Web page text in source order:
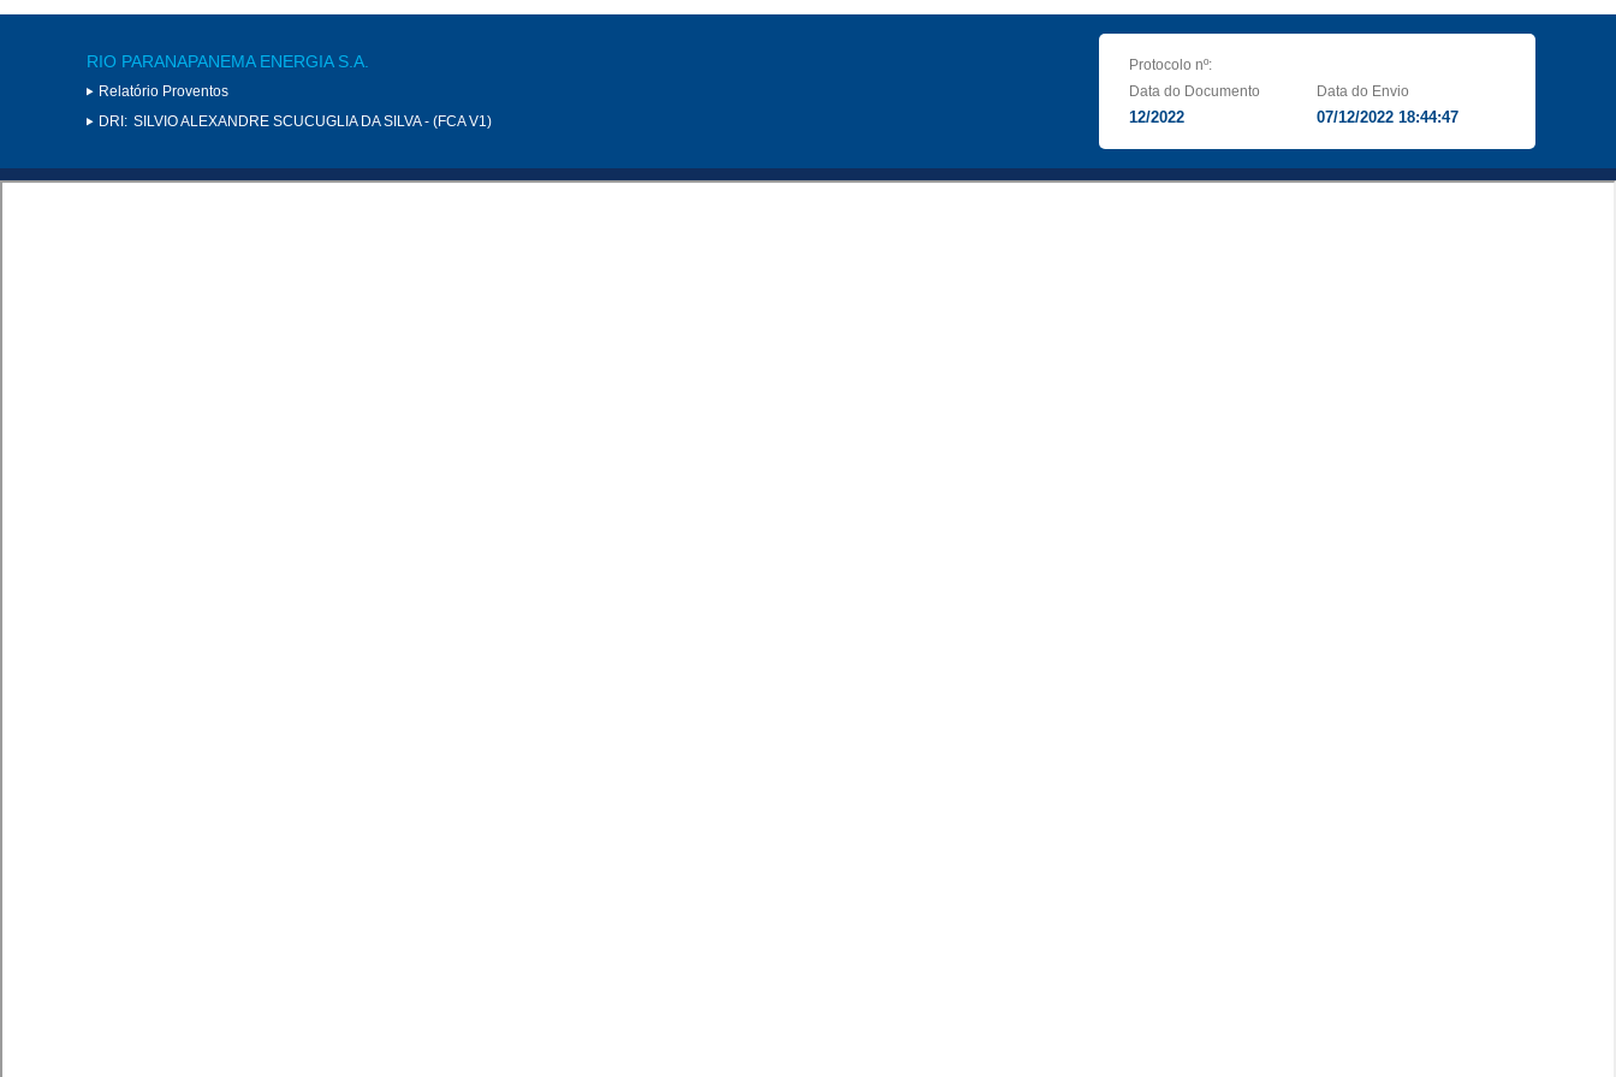
RIO PARANAPANEMA ENERGIA S.A.
Relatório Proventos
DRI: SILVIO ALEXANDRE SCUCUGLIA DA SILVA - (FCA V1)
Protocolo nº:
Data do Documento
12/2022
Data do Envio
07/12/2022 18:44:47